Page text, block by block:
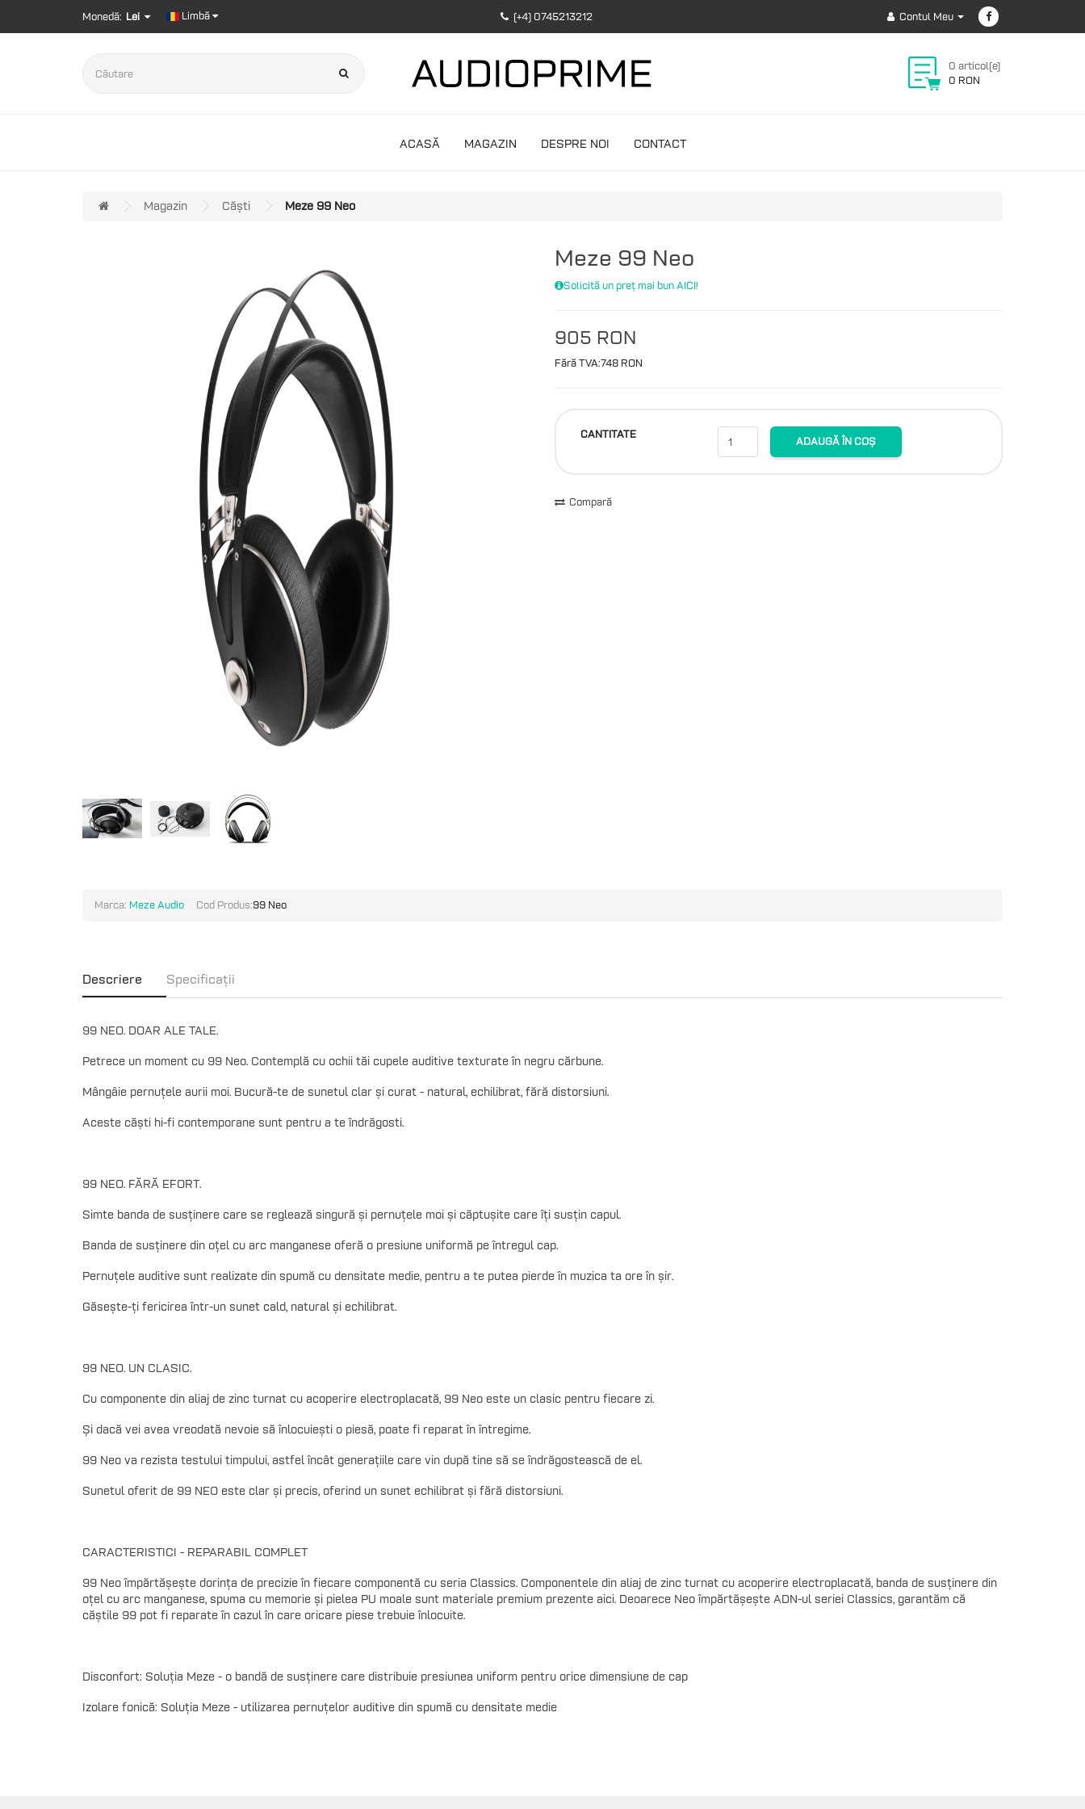
Monedă: Lei Limbă (+4) 0745213212 Contul Meu
0 articol(e)
0 RON
ACASĂ MAGAZIN DESPRE NOI CONTACT
Magazin Căști Meze 99 Neo
Meze 99 Neo
Solicită un preț mai bun AICI!
905 RON
Fără TVA:748 RON
CANTITATE
ADAUGĂ ÎN COȘ
Compară
Marca: Meze Audio Cod Produs:99 Neo
Descriere Specificații
99 NEO. DOAR ALE TALE.
Petrece un moment cu 99 Neo. Contemplă cu ochii tăi cupele auditive texturate în negru cărbune.
Mângâie pernuțele aurii moi. Bucură-te de sunetul clar și curat - natural, echilibrat, fără distorsiuni.
Aceste căști hi-fi contemporane sunt pentru a te îndrăgosti.
99 NEO. FĂRĂ EFORT.
Simte banda de susținere care se reglează singură și pernuțele moi și căptușite care îți susțin capul.
Banda de susținere din oțel cu arc manganese oferă o presiune uniformă pe întregul cap.
Pernuțele auditive sunt realizate din spumă cu densitate medie, pentru a te putea pierde în muzica ta ore în șir.
Găsește-ți fericirea într-un sunet cald, natural și echilibrat.
99 NEO. UN CLASIC.
Cu componente din aliaj de zinc turnat cu acoperire electroplacată, 99 Neo este un clasic pentru fiecare zi.
Și dacă vei avea vreodată nevoie să înlocuiești o piesă, poate fi reparat în întregime.
99 Neo va rezista testului timpului, astfel încât generațiile care vin după tine să se îndrăgostească de el.
Sunetul oferit de 99 NEO este clar și precis, oferind un sunet echilibrat și fără distorsiuni.
CARACTERISTICI - REPARABIL COMPLET
99 Neo împărtășește dorința de precizie în fiecare componentă cu seria Classics. Componentele din aliaj de zinc turnat cu acoperire electroplacată, banda de susținere din
oțel cu arc manganese, spuma cu memorie și pielea PU moale sunt materiale premium prezente aici. Deoarece Neo împărtășește ADN-ul seriei Classics, garantăm că
căștile 99 pot fi reparate în cazul în care oricare piese trebuie înlocuite.
Disconfort: Soluția Meze - o bandă de susținere care distribuie presiunea uniform pentru orice dimensiune de cap
Izolare fonică: Soluția Meze - utilizarea pernuțelor auditive din spumă cu densitate medie